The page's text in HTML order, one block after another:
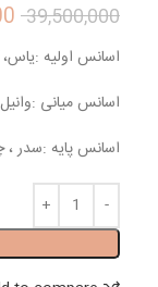
39,500,000
اسانس اولیه :یاس،
اسانس میانی
اسانس پایه :سدر